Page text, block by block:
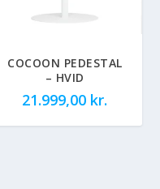
COCOON PEDESTAL
– HVID
21.999,00 kr.